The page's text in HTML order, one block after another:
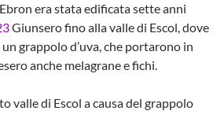
era stata edificata sette anni
Giunsero fino alla valle di Escol, dove
grappolo d’uva, che portarono in
anche melagrane e fichi.
valle di Escol a causa del grappolo